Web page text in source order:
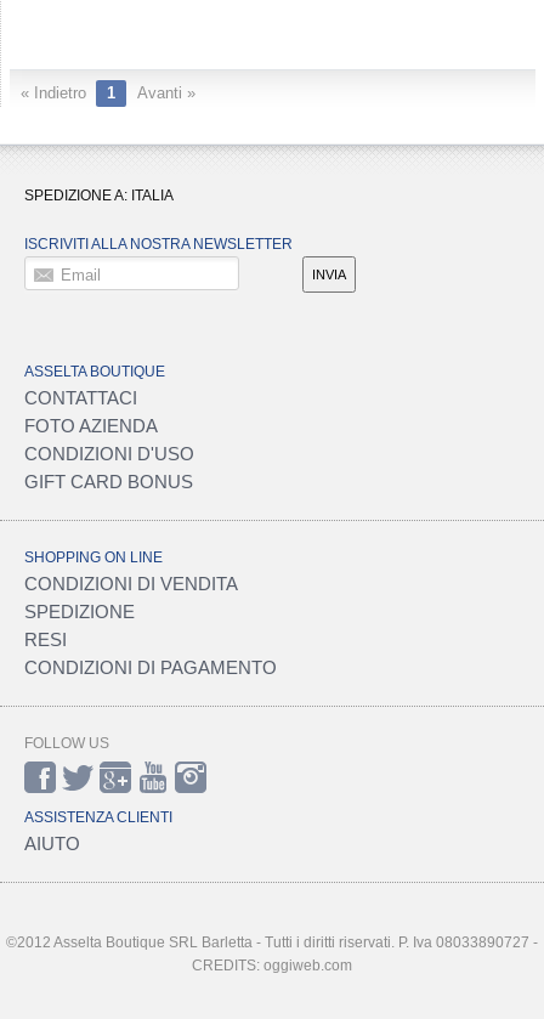
« Indietro 1 Avanti »
SPEDIZIONE A: ITALIA
ISCRIVITI ALLA NOSTRA NEWSLETTER
Email INVIA
ASSELTA BOUTIQUE
CONTATTACI
FOTO AZIENDA
CONDIZIONI D'USO
GIFT CARD BONUS
SHOPPING ON LINE
CONDIZIONI DI VENDITA
SPEDIZIONE
RESI
CONDIZIONI DI PAGAMENTO
FOLLOW US
ASSISTENZA CLIENTI
AIUTO
©2012 Asselta Boutique SRL Barletta - Tutti i diritti riservati. P. Iva 08033890727 -
CREDITS: oggiweb.com